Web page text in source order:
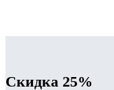
Скидка 25%